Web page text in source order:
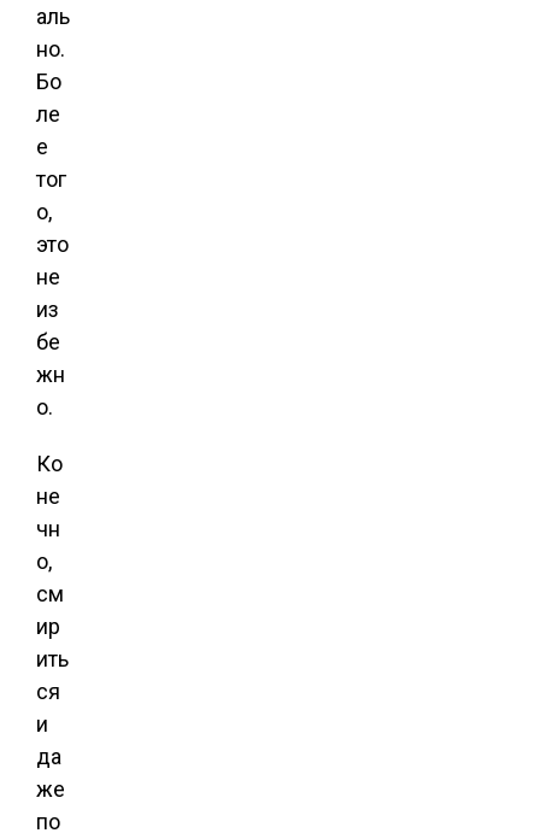
аль
но.
Бо
ле
е
тог
о,
это
не
из
бе
жн
о.
Ко
не
чн
о,
см
ир
ить
ся
и
да
же
по